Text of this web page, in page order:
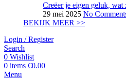
Creëer je eigen geluk,
29 mei 2025 No
BEKIJK MEER >>
Login / Register
Search
0 Wishlist
0 items €0.00
Menu